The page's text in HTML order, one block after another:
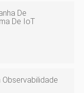
De
De IoT